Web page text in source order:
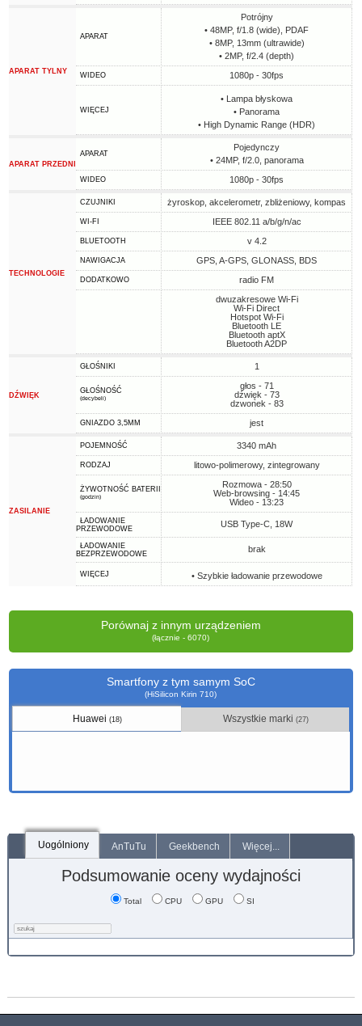
APARAT TYLNY
APARAT
Potrójny
• 48MP, f/1.8 (wide), PDAF
• 8MP, 13mm (ultrawide)
• 2MP, f/2.4 (depth)
WIDEO 1080p - 30fps
WIĘCEJ
• Lampa błyskowa
• Panorama
• High Dynamic Range (HDR)
APARAT PRZEDNI
APARAT
Pojedynczy
• 24MP, f/2.0, panorama
WIDEO 1080p - 30fps
TECHNOLOGIE
CZUJNIKI żyroskop, akcelerometr, zbliżeniowy, kompas
WI-FI IEEE 802.11 a/b/g/n/ac
BLUETOOTH v 4.2
NAWIGACJA GPS, A-GPS, GLONASS, BDS
DODATKOWO
radio FM
dwuzakresowe Wi-Fi
Wi-Fi Direct
Hotspot Wi-Fi
Bluetooth LE
Bluetooth aptX
Bluetooth A2DP
DŹWIĘK
GŁOŚNIKI 1
GŁOŚNOŚĆ
(decybeli)
głos - 71
dźwięk - 73
dzwonek - 83
GNIAZDO 3,5MM jest
ZASILANIE
POJEMNOŚĆ 3340 mAh
RODZAJ litowo-polimerowy, zintegrowany
ŻYWOTNOŚĆ BATERII
(godzin)
Rozmowa - 28:50
Web-browsing - 14:45
Wideo - 13:23
ŁADOWANIE
PRZEWODOWE
USB Type-C, 18W
ŁADOWANIE
BEZPRZEWODOWE
brak
WIĘCEJ • Szybkie ładowanie przewodowe
Porównaj z innym urządzeniem
(łącznie - 6070)
Smartfony z tym samym SoC
(HiSilicon Kirin 710)
Huawei (18) Wszystkie marki (27)
Uogólniony AnTuTu Geekbench Więcej...
Podsumowanie oceny wydajności
Total CPU GPU SI